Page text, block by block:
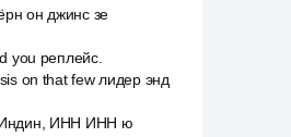
он джинс зе
you реплейс.
on that few лидер энд
Индин, ИНН ИНН ю